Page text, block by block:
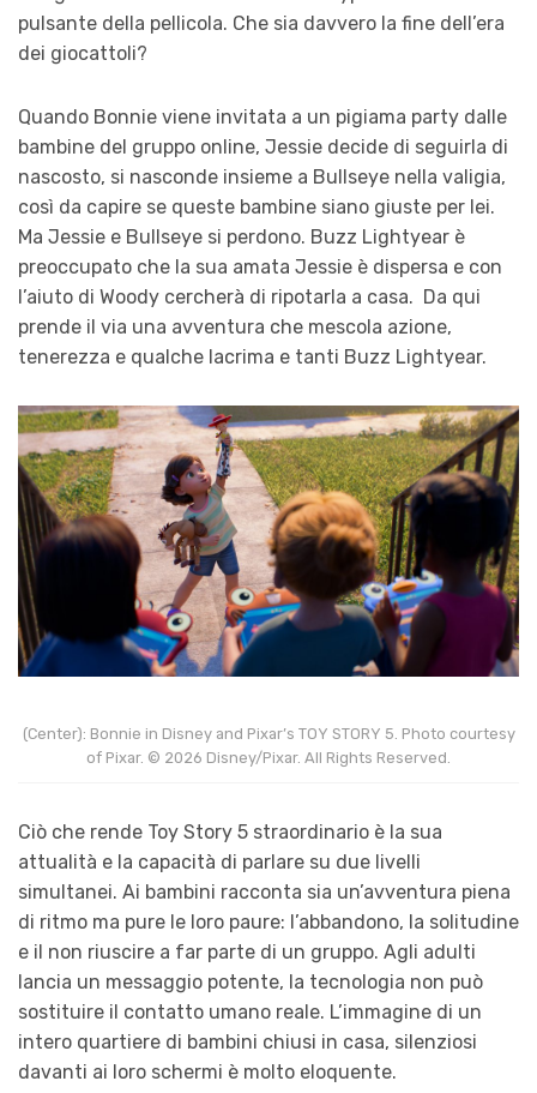
pulsante della pellicola. Che sia davvero la fine dell’era
dei giocattoli?
Quando Bonnie viene invitata a un pigiama party dalle
bambine del gruppo online, Jessie decide di seguirla di
nascosto, si nasconde insieme a Bullseye nella valigia,
così da capire se queste bambine siano giuste per lei.
Ma Jessie e Bullseye si perdono. Buzz Lightyear è
preoccupato che la sua amata Jessie è dispersa e con
l’aiuto di Woody cercherà di ripotarla a casa. Da qui
prende il via una avventura che mescola azione,
tenerezza e qualche lacrima e tanti Buzz Lightyear.
(Center): Bonnie in Disney and Pixar’s TOY STORY 5. Photo courtesy
of Pixar. © 2026 Disney/Pixar. All Rights Reserved.
Ciò che rende Toy Story 5 straordinario è la sua
attualità e la capacità di parlare su due livelli
simultanei. Ai bambini racconta sia un’avventura piena
di ritmo ma pure le loro paure: l’abbandono, la solitudine
e il non riuscire a far parte di un gruppo. Agli adulti
lancia un messaggio potente, la tecnologia non può
sostituire il contatto umano reale. L’immagine di un
intero quartiere di bambini chiusi in casa, silenziosi
davanti ai loro schermi è molto eloquente.